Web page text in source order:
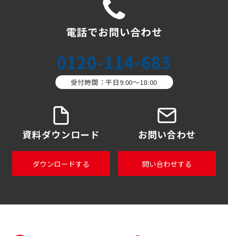
電話でお問い合わせ
0120-114-683
受付時間：平日9:00〜18:00
資料ダウンロード
ダウンロードする
お問い合わせ
問い合わせする